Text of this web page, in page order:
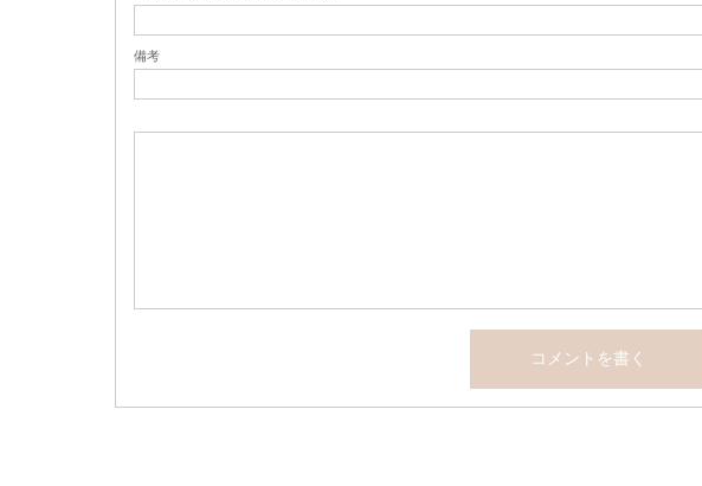
備考